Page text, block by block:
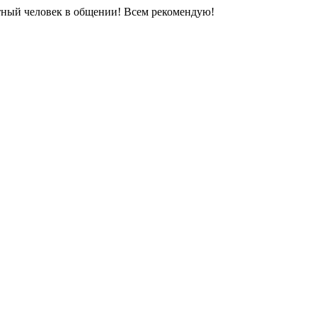
человек в общении! Всем рекомендую!